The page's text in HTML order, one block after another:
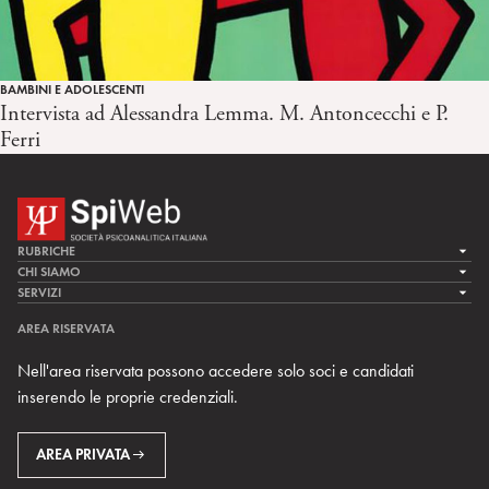
BAMBINI E ADOLESCENTI
Intervista ad Alessandra Lemma. M. Antoncecchi e P.
Ferri
RUBRICHE
LA CURA
LA RICERCA
MULTIMEDIA
CHI SIAMO
LA SPI
TEAM DI SPIWEB
CONTATTI
RIVISTE
SERVIZI
ARCHIVIO STORICO
AREA RISERVATA
Nell'area riservata possono accedere solo soci e candidati
inserendo le proprie credenziali.
AREA PRIVATA